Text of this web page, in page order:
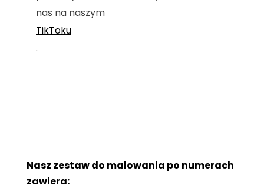
nas na naszym
TikToku
.
Nasz zestaw do malowania po numerach
zawiera: